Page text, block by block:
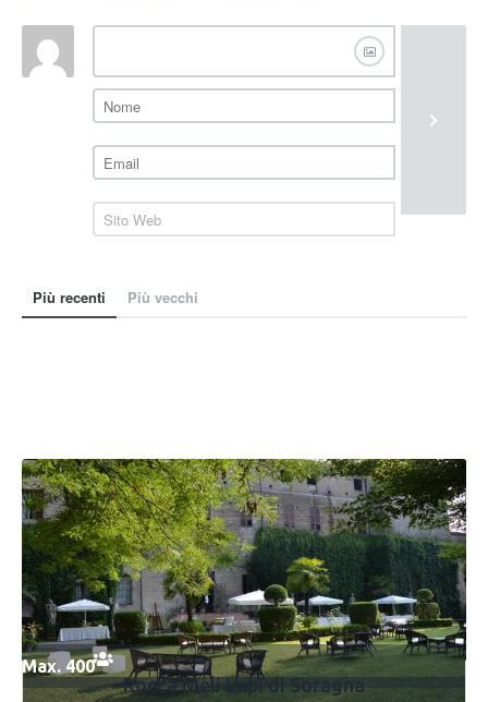
Più recenti Più vecchi
Max. 400
Rocca Meli Lupi di Soragna